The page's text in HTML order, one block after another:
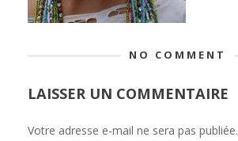
NO COMMENT
LAISSER UN COMMENTAIRE
Votre adresse e-mail ne sera pas publiée.